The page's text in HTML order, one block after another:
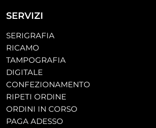
SERVIZI
SERIGRAFIA
RICAMO
TAMPOGRAFIA
DIGITALE
CONFEZIONAMENTO
RIPETI ORDINE
ORDINI IN CORSO
PAGA ADESSO